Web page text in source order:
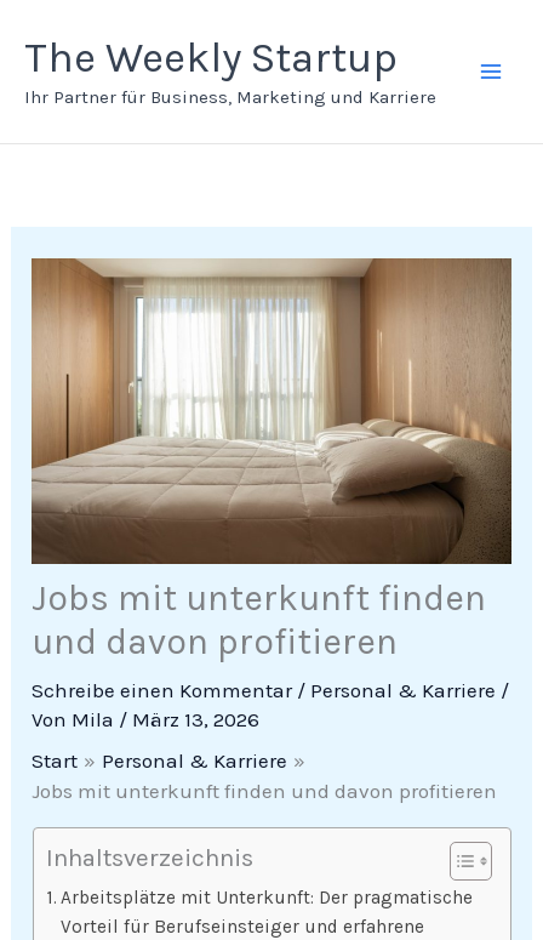
Inhalt
springen
The Weekly Startup
Ihr Partner für Business, Marketing und Karriere
Jobs mit unterkunft finden
und davon profitieren
Schreibe einen Kommentar / Personal & Karriere /
Von Mila / März 13, 2026
Start
Personal & Karriere
Jobs mit unterkunft finden und davon profitieren
Inhaltsverzeichnis
Arbeitsplätze mit Unterkunft: Der pragmatische
Vorteil für Berufseinsteiger und erfahrene